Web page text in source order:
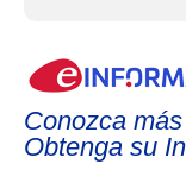
Conozca
Obtenga su